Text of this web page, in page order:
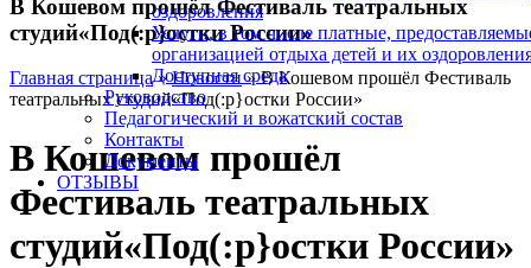
оздоровления
Услуги, в том числе платные,
организацией отдыха детей и их
Доступная среда
Руководство
Педагогический и вожатский состав
Контакты
Документы
ОТЗЫВЫ
В Кошевом прошёл Фестиваль театральных
студий«Под(:р}остки России»
Главная страница»Новости»В Кошевом прошёл Фестиваль
театральных студий«Под(:р}остки России»
В Кошевом прошёл
Фестиваль театральных
студий«Под(:р}остки России»